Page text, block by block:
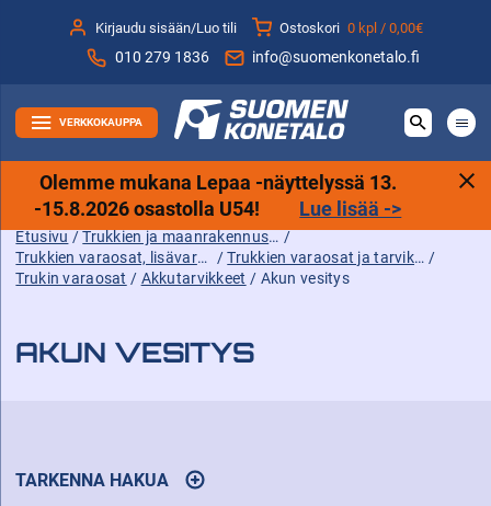
sisältöön
Kirjaudu sisään/Luo tili Ostoskori 0 kpl /0,00€
010 279 1836 info@suomenkonetalo.fi
VERKKOKAUPPA
Olemme mukana Lepaa -näyttelyssä 13.
-15.8.2026 osastolla U54! Lue lisää ->
Etusivu / Trukkien ja maanrakennuskoneiden tarvikkeet sekä varaosat ja lisävarusteet /
Trukkien varaosat, lisävarusteet ja tarvikkeet / Trukkien varaosat ja tarvikkeet /
Trukin varaosat / Akkutarvikkeet / Akun vesitys
AKUN VESITYS
TARKENNA HAKUA
AVAA